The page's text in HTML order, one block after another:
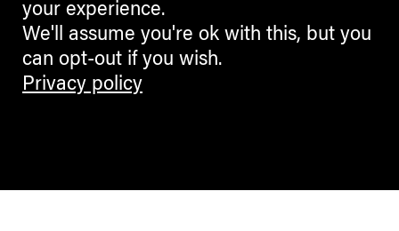
CULTURE + ARTS
1974–2024: cinquant’anni di
A22 in mostra alle Gallerie di
your experience.
We'll assume you're ok with this, but you
can opt-out if you wish.
Privacy policy